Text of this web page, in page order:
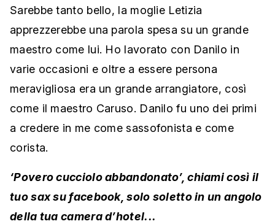
Sarebbe tanto bello, la moglie Letizia
apprezzerebbe una parola spesa su un grande
maestro come lui. Ho lavorato con Danilo in
varie occasioni e oltre a essere persona
meravigliosa era un grande arrangiatore, così
come il maestro Caruso. Danilo fu uno dei primi
a credere in me come sassofonista e come
corista.
‘Povero cucciolo abbandonato’, chiami così il
tuo sax su facebook, solo soletto in un angolo
della tua camera d’hotel...